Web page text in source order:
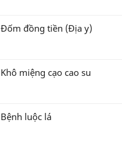
Đốm đồng tiền (Địa y)
Khô miệng cạo cao su
Bệnh luộc lá